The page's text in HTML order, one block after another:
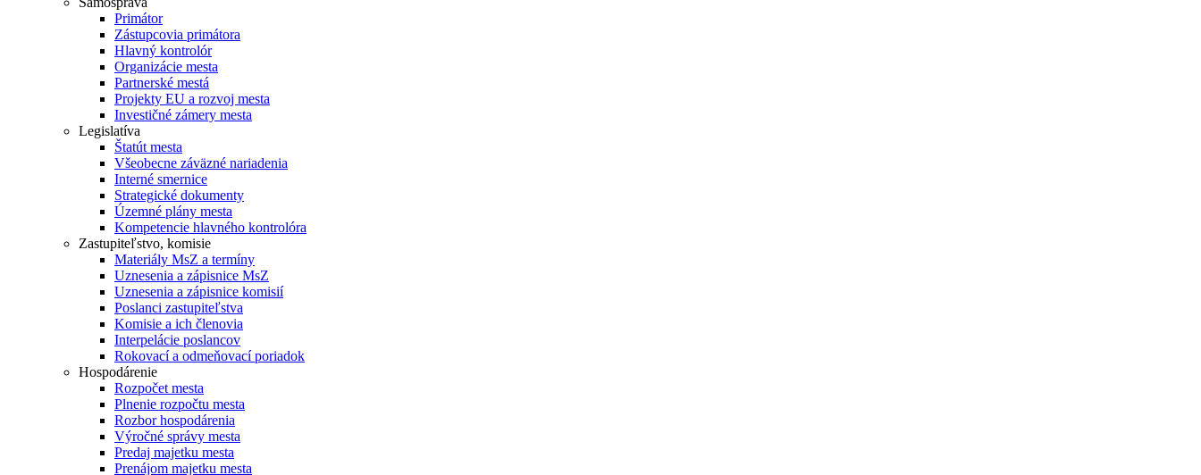
Primátor
Zástupcovia primátora
Hlavný kontrolór
Organizácie mesta
Partnerské mestá
Projekty EU a rozvoj mesta
Investičné zámery mesta
Legislatíva
Štatút mesta
Všeobecne záväzné nariadenia
Interné smernice
Strategické dokumenty
Územné plány mesta
Kompetencie hlavného kontrolóra
Zastupiteľstvo, komisie
Materiály MsZ a termíny
Uznesenia a zápisnice MsZ
Uznesenia a zápisnice komisií
Poslanci zastupiteľstva
Komisie a ich členovia
Interpelácie poslancov
Rokovací a odmeňovací poriadok
Hospodárenie
Rozpočet mesta
Plnenie rozpočtu mesta
Rozbor hospodárenia
Výročné správy mesta
Predaj majetku mesta
Prenájom majetku mesta